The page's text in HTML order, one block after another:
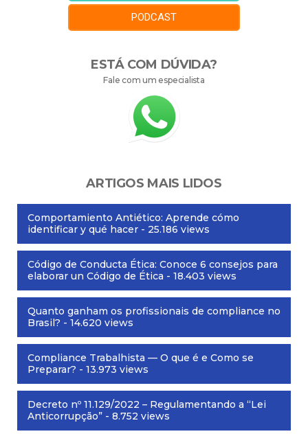
PODCAST
ESTÁ COM DÚVIDA?
Fale com um especialista
ARTIGOS MAIS LIDOS
Comportamiento Antiético: Aprende cómo
identificar y qué hacer - 25.186 views
Código de Conducta Ética: Conoce 6 consejos para
elaborar un Código de Ética - 18.403 views
Quanto ganham os profissionais de compliance no
Brasil? - 14.620 views
Compliance Trabalhista — O que é e Como se
Preparar? - 13.973 views
Decreto nº 11.129/2022 – Regulamentando a “Lei
Anticorrupção” - 8.752 views